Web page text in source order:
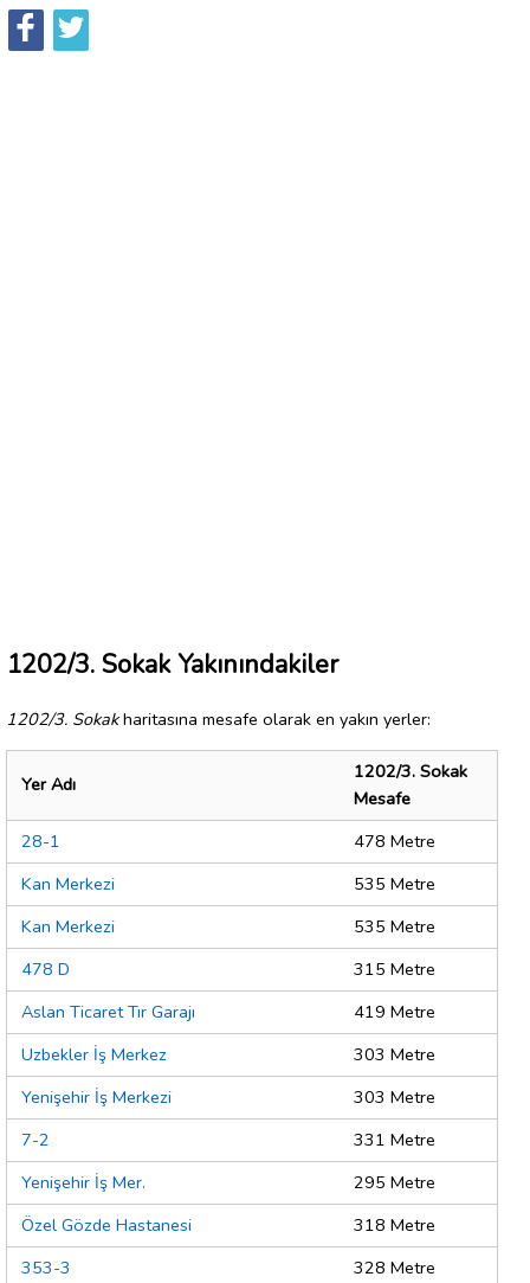
1202/3. Sokak Yakınındakiler
1202/3. Sokakharitasına mesafe olarak en yakın yerler:
Yer Adı
1202/3. Sokak
Mesafe
28-1
478 Metre
Kan Merkezi
535 Metre
Kan Merkezi
535 Metre
478 D
315 Metre
Aslan Ticaret Tır Garajı
419 Metre
Uzbekler İş Merkez
303 Metre
Yenişehir İş Merkezi
303 Metre
7-2
331 Metre
Yenişehir İş Mer.
295 Metre
Özel Gözde Hastanesi
318 Metre
353-3
328 Metre